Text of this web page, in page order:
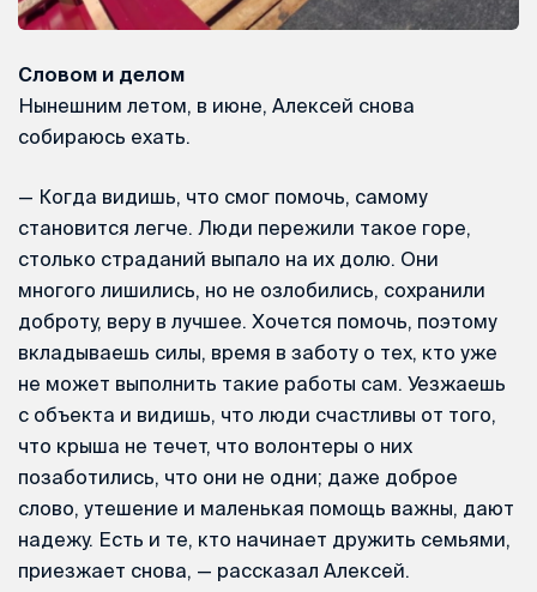
Словом и делом
Нынешним летом, в июне, Алексей снова
собираюсь ехать.
— Когда видишь, что смог помочь, самому
становится легче. Люди пережили такое горе,
столько страданий выпало на их долю. Они
многого лишились, но не озлобились, сохранили
доброту, веру в лучшее. Хочется помочь, поэтому
вкладываешь силы, время в заботу о тех, кто уже
не может выполнить такие работы сам. Уезжаешь
с объекта и видишь, что люди счастливы от того,
что крыша не течет, что волонтеры о них
позаботились, что они не одни; даже доброе
слово, утешение и маленькая помощь важны, дают
надежу. Есть и те, кто начинает дружить семьями,
приезжает снова, — рассказал Алексей.